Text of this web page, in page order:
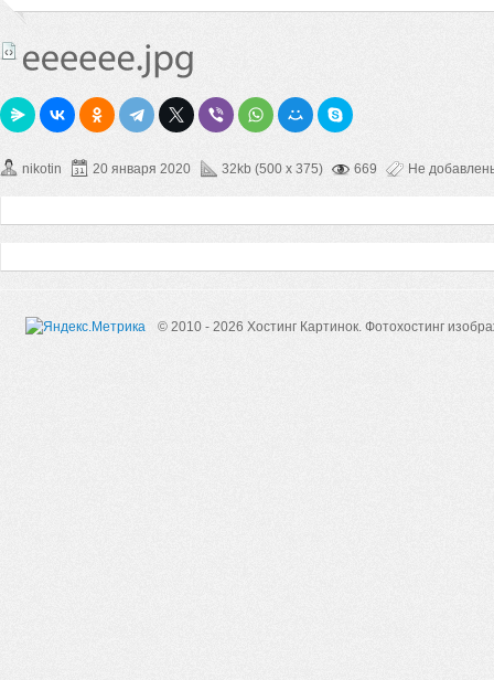
nikotin 20 января 2020 32kb (500 x 375) 669 Не
© 2010 - 2026 Хостинг Картинок. Фотохостинг